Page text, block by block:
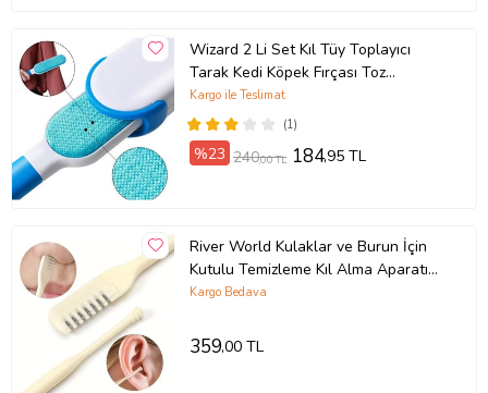
Wizard 2 Li Set Kıl Tüy Toplayıcı
Tarak Kedi Köpek Fırçası Toz
Temizleyici Rulo
(1)
Kargo ile Teslimat
%23 240,00 TL 184,95 TL
River World Kulaklar ve Burun İçin
Kutulu Temizleme Kıl Alma Aparatı
İkisi Birarada
Kargo Bedava
359,00 TL